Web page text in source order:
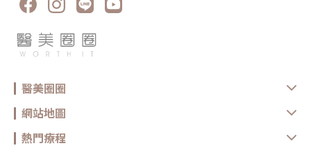
醫美圈圈
網站地圖
熱門療程